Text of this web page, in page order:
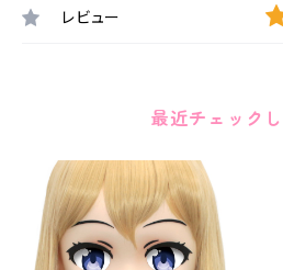
レビュー
最近チェック